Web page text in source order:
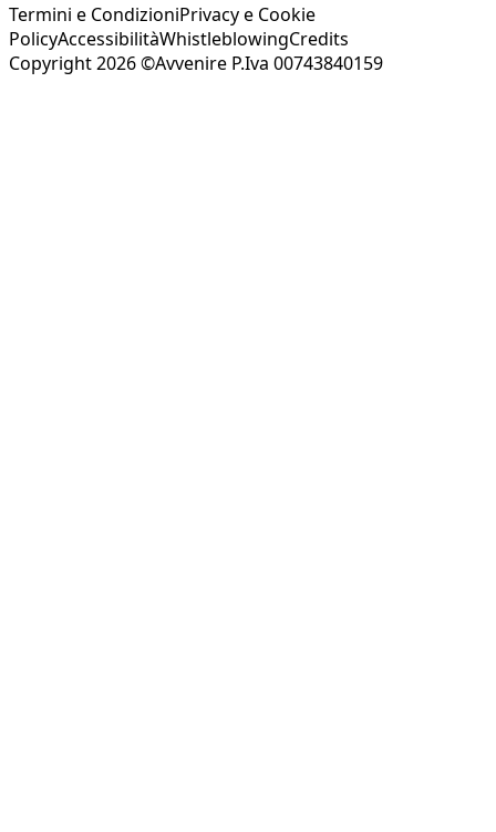
Termini e CondizioniPrivacy e Cookie
PolicyAccessibilitàWhistleblowingCredits
Copyright 2026 ©Avvenire P.Iva 00743840159